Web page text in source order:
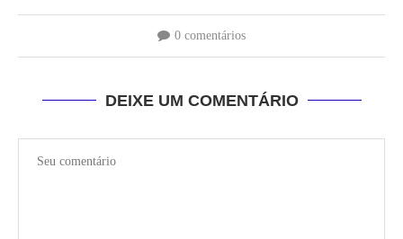
0 comentários
DEIXE UM COMENTÁRIO